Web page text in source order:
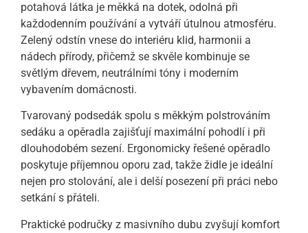
potahová látka je měkká na dotek, odolná při
každodenním používání a vytváří útulnou atmosféru.
Zelený odstín vnese do interiéru klid, harmonii a
nádech přírody, přičemž se skvěle kombinuje se
světlým dřevem, neutrálními tóny i moderním
vybavením domácnosti.
Tvarovaný podsedák spolu s měkkým polstrováním
sedáku a opěradla zajišťují maximální pohodlí i při
dlouhodobém sezení. Ergonomicky řešené opěradlo
poskytuje příjemnou oporu zad, takže židle je ideální
nejen pro stolování, ale i delší posezení při práci nebo
setkání s přáteli.
Praktické područky z masivního dubu zvyšují komfort